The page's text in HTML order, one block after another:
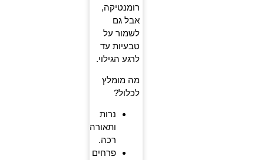
רומנטיקה,
אבל גם
לשמור על
טבעיות עד
לרגע הגילוי.
מה מומלץ
לכלול?
נרות
ותאורה
רכה.
פרחים